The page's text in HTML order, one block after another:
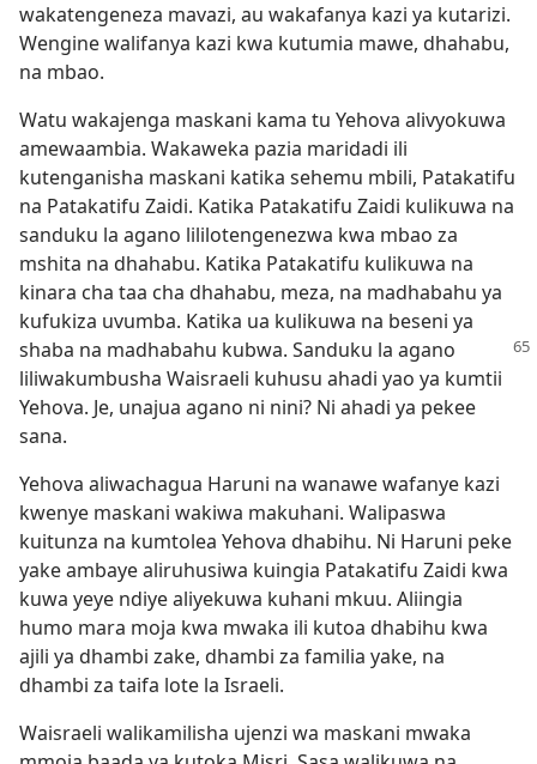
wakatengeneza mavazi, au wakafanya kazi ya kutarizi.
Wengine walifanya kazi kwa kutumia mawe, dhahabu,
na mbao.
Watu wakajenga maskani kama tu Yehova alivyokuwa
amewaambia. Wakaweka pazia maridadi ili
kutenganisha maskani katika sehemu mbili, Patakatifu
na Patakatifu Zaidi. Katika Patakatifu Zaidi kulikuwa na
sanduku la agano lililotengenezwa kwa mbao za
mshita na dhahabu. Katika Patakatifu kulikuwa na
kinara cha taa cha dhahabu, meza, na madhabahu ya
kufukiza uvumba. Katika ua kulikuwa na beseni ya
shaba na madhabahu kubwa. Sanduku la agano
liliwakumbusha Waisraeli kuhusu ahadi yao ya kumtii
Yehova. Je, unajua agano ni nini? Ni ahadi ya pekee
sana.
Yehova aliwachagua Haruni na wanawe wafanye kazi
kwenye maskani wakiwa makuhani. Walipaswa
kuitunza na kumtolea Yehova dhabihu. Ni Haruni peke
yake ambaye aliruhusiwa kuingia Patakatifu Zaidi kwa
kuwa yeye ndiye aliyekuwa kuhani mkuu. Aliingia
humo mara moja kwa mwaka ili kutoa dhabihu kwa
ajili ya dhambi zake, dhambi za familia yake, na
dhambi za taifa lote la Israeli.
Waisraeli walikamilisha ujenzi wa maskani mwaka